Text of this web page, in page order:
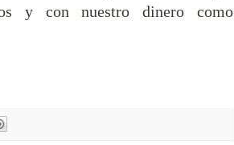
y con nuestro dinero como